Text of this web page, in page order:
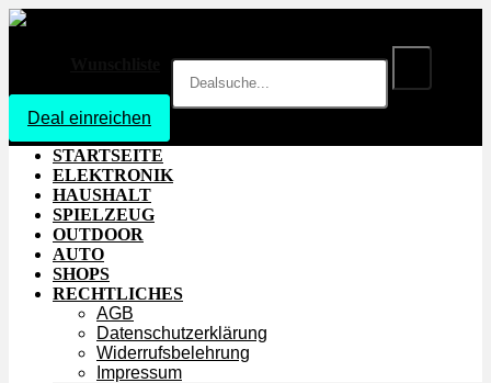
Deal einreichen
STARTSEITE
ELEKTRONIK
HAUSHALT
SPIELZEUG
OUTDOOR
AUTO
SHOPS
RECHTLICHES
AGB
Datenschutzerklärung
Widerrufsbelehrung
Impressum